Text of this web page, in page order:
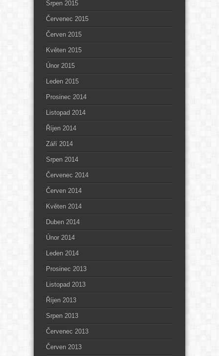
Srpen 2015
Červenec 2015
Červen 2015
Květen 2015
Únor 2015
Leden 2015
Prosinec 2014
Listopad 2014
Říjen 2014
Září 2014
Srpen 2014
Červenec 2014
Červen 2014
Květen 2014
Duben 2014
Únor 2014
Leden 2014
Prosinec 2013
Listopad 2013
Říjen 2013
Srpen 2013
Červenec 2013
Červen 2013